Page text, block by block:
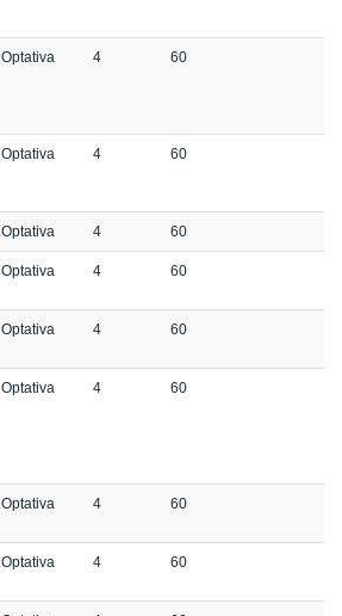
Optativa 4 60
Optativa 4 60
Optativa 4 60
Optativa 4 60
Optativa 4 60
Optativa 4 60
Optativa 4 60
Optativa 4 60